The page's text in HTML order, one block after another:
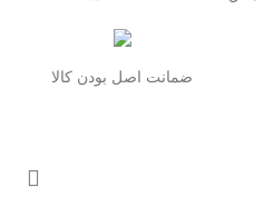
ضمانت اصل بودن کالا